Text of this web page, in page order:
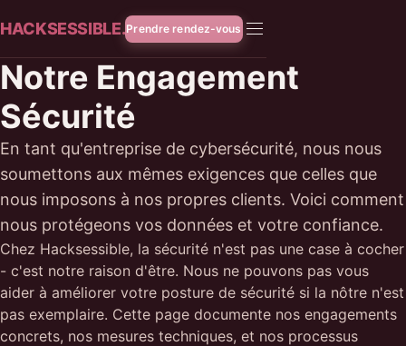
HACKSESSIBLE.Prendre rendez-vous
Notre Engagement
Sécurité
En tant qu'entreprise de cybersécurité, nous nous
soumettons aux mêmes exigences que celles que
nous imposons à nos propres clients. Voici comment
nous protégeons vos données et votre confiance.
Chez Hacksessible, la sécurité n'est pas une case à cocher
- c'est notre raison d'être. Nous ne pouvons pas vous
aider à améliorer votre posture de sécurité si la nôtre n'est
pas exemplaire. Cette page documente nos engagements
concrets, nos mesures techniques, et nos processus